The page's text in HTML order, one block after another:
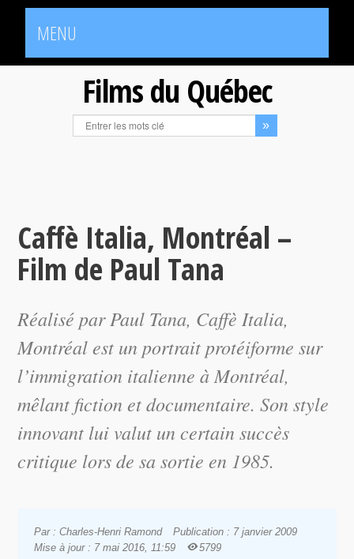
MENU
Films du Québec
Caffè Italia, Montréal –
Film de Paul Tana
Réalisé par Paul Tana, Caffè Italia,
Montréalest un portrait protéiforme sur
l’immigration italienne à Montréal,
mêlant fiction et documentaire. Son style
innovant lui valut un certain succès
critique lors de sa sortie en 1985.
Par : Charles-Henri Ramond
Publication : 7 janvier 2009
Mise à jour : 7 mai 2016, 11:59
5799